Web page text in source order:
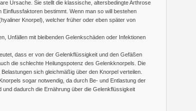
Ursache. Sie stellt die klassische, altersbedingte Arthrose
bestimmt. Wenn man so will bestehen
Knorpel), welcher früher oder eben später von
Unfällen mit bleibenden Gelenkschäden oder Infektionen
dass er von der Gelenkflüssigkeit und den Gefäßen
die schlechte Heilungspotenz des Gelenkknorpels. Die
sich gleichmäßig über den Knorpel verteilen.
sogar notwendig, da durch Be- und Entlastung der
dadurch die Ernährung über die Gelenkflüssigkeit